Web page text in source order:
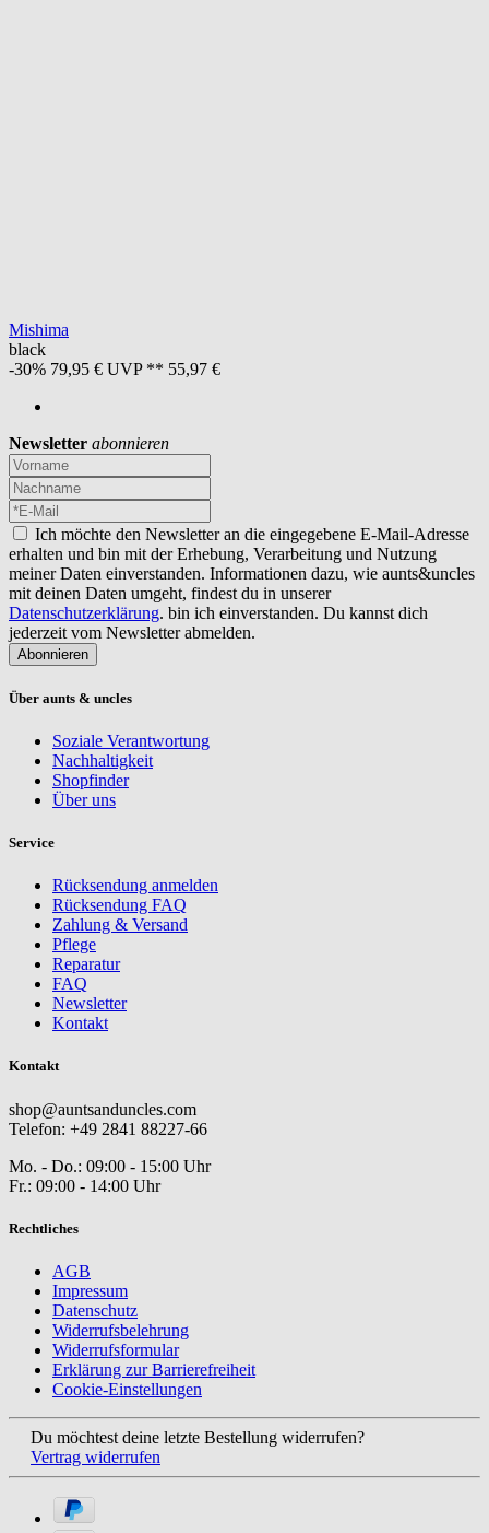
Mishima
black
-30% 79,95 € UVP ** 55,97 €
Newsletter abonnieren
Ich möchte den Newsletter an die eingegebene E-Mail-Adresse
erhalten und bin mit der Erhebung, Verarbeitung und Nutzung
meiner Daten einverstanden. Informationen dazu, wie aunts&uncles
mit deinen Daten umgeht, findest du in unserer
Datenschutzerklärung. bin ich einverstanden. Du kannst dich
jederzeit vom Newsletter abmelden.
Abonnieren
Über aunts & uncles
Soziale Verantwortung
Nachhaltigkeit
Shopfinder
Über uns
Service
Rücksendung anmelden
Rücksendung FAQ
Zahlung & Versand
Pflege
Reparatur
FAQ
Newsletter
Kontakt
Kontakt
shop@auntsanduncles.com
Telefon: +49 2841 88227-66
Mo. - Do.: 09:00 - 15:00 Uhr
Fr.: 09:00 - 14:00 Uhr
Rechtliches
AGB
Impressum
Datenschutz
Widerrufsbelehrung
Widerrufsformular
Erklärung zur Barrierefreiheit
Cookie-Einstellungen
Du möchtest deine letzte Bestellung widerrufen?
Vertrag widerrufen